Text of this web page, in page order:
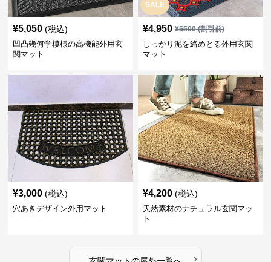
¥5,050 (税込)
凹凸幾何学模様の高機能外用玄
関マット
SALE
¥4,950 ¥5500(割引前)
しっかり泥を絡めとる外用玄関
マット
¥3,000 (税込)
穴あきデザイン外用マット
¥4,200 (税込)
天然素材のナチュラル玄関マッ
ト
›